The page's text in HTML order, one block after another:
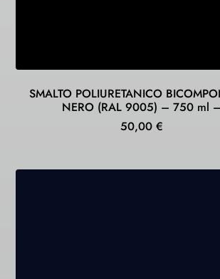
SMALTO POLIURETANICO
NERO (RAL 9005) – 750 ml –
50,00 €